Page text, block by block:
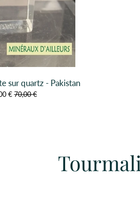
sur quartz - Pakistan
€70,00 €